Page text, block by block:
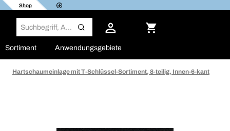
Shop
Sortiment Anwendungsgebiete
Hartschaumeinlage mit T-Schlüssel-Sortiment, 8-teilig, Innen-6-kant